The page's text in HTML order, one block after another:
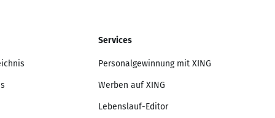
Services
Personalgewinnung mit XING
Werben auf XING
Lebenslauf-Editor